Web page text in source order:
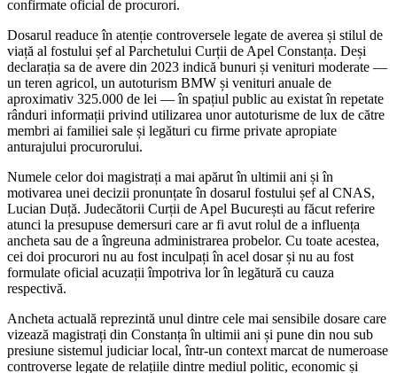
confirmate oficial de procurori.
Dosarul readuce în atenție controversele legate de averea și stilul de
viață al fostului șef al Parchetului Curții de Apel Constanța. Deși
declarația sa de avere din 2023 indică bunuri și venituri moderate —
un teren agricol, un autoturism BMW și venituri anuale de
aproximativ 325.000 de lei — în spațiul public au existat în repetate
rânduri informații privind utilizarea unor autoturisme de lux de către
membri ai familiei sale și legături cu firme private apropiate
anturajului procurorului.
Numele celor doi magistrați a mai apărut în ultimii ani și în
motivarea unei decizii pronunțate în dosarul fostului șef al CNAS,
Lucian Duță. Judecătorii Curții de Apel București au făcut referire
atunci la presupuse demersuri care ar fi avut rolul de a influența
ancheta sau de a îngreuna administrarea probelor. Cu toate acestea,
cei doi procurori nu au fost inculpați în acel dosar și nu au fost
formulate oficial acuzații împotriva lor în legătură cu cauza
respectivă.
Ancheta actuală reprezintă unul dintre cele mai sensibile dosare care
vizează magistrați din Constanța în ultimii ani și pune din nou sub
presiune sistemul judiciar local, într-un context marcat de numeroase
controverse legate de relațiile dintre mediul politic, economic și